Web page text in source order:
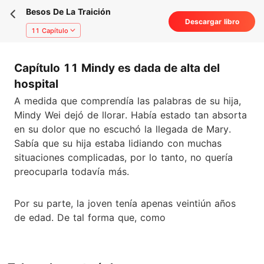
Besos De La Traición
11 Capítulo
Descargar libro
Capítulo 11 Mindy es dada de alta del
hospital
A medida que comprendía las palabras de su hija,
Mindy Wei dejó de llorar. Había estado tan absorta
en su dolor que no escuchó la llegada de Mary.
Sabía que su hija estaba lidiando con muchas
situaciones complicadas, por lo tanto, no quería
preocuparla todavía más.
Por su parte, la joven tenía apenas veintiún años
de edad. De tal forma que, como